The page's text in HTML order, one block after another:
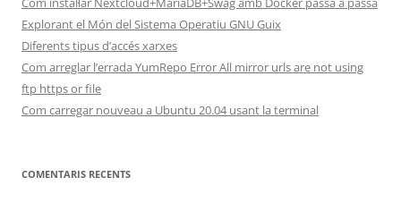
Explorant el Món del Sistema Operatiu GNU Guix
Diferents tipus d’accés xarxes
Com arreglar l’errada YumRepo Error All mirror urls are not using
ftp https or file
Com carregar nouveau a Ubuntu 20.04 usant la terminal
COMENTARIS RECENTS